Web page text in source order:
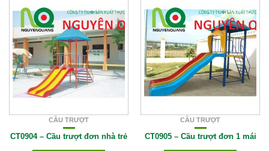
CẦU TRƯỢT
CT0904 – Cầu trượt đơn nhà trẻ
CẦU TRƯỢT
CT0905 – Cầu trượt đơn 1 mái